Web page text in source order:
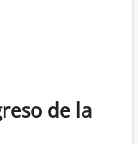
de la